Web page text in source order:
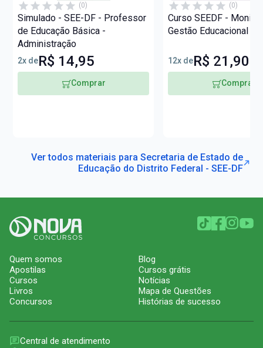
(0)
Simulado - SEE-DF - Professor
de Educação Básica -
Administração
2x deR$ 14,95
Comprar
(0)
Curso SEEDF -
Gestão Educacional
12x deR$ 21,90
Comprar
Ver todos materiais para Secretaria de Estado de
Educação do Distrito Federal - SEE-DF
Quem somos
Apostilas
Cursos
Livros
Concursos
Blog
Cursos grátis
Notícias
Mapa de Questões
Histórias de sucesso
Central de atendimento